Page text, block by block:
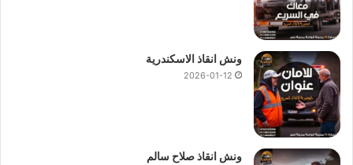
ونش انقاذ الاسكندرية
2026-01-12
ونش انقاذ صلاح سالم